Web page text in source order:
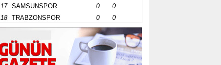
17
SAMSUNSPOR 0
0
18
TRABZONSPOR 0 0